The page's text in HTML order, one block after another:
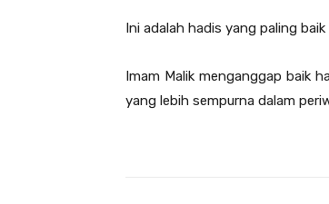
Ini adalah hadis yang paling baik
Imam Malik menganggap baik
yang lebih sempurna dalam